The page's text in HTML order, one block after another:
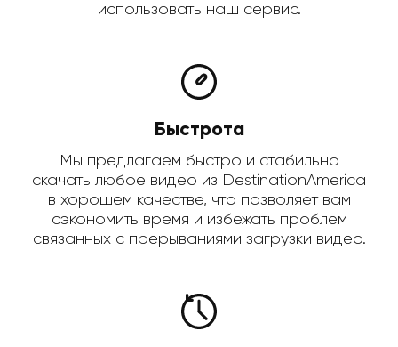
использовать наш сервис.
Быстрота
Мы предлагаем быстро и стабильно
скачать любое видео из DestinationAmerica
в хорошем качестве, что позволяет вам
сэкономить время и избежать проблем
связанных с прерываниями загрузки видео.